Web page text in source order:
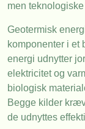
men
Geotermisk
komponenter i et
energi udnytter
elektricitet og
biologisk
Begge kilder
de udnyttes